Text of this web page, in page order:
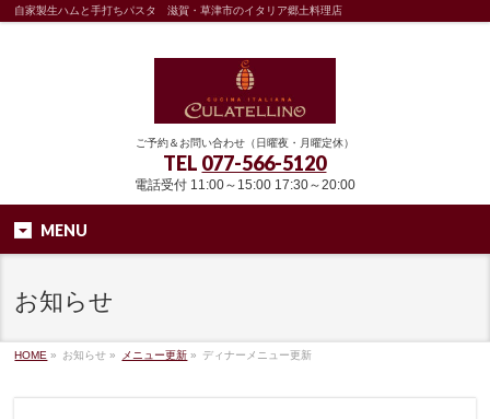
自家製生ハムと手打ちパスタ 滋賀・草津市のイタリア郷土料理店
ご予約＆お問い合わせ（日曜夜・月曜定休）
TEL 077-566-5120
電話受付 11:00～15:00 17:30～20:00
MENU
お知らせ
HOME » お知らせ » メニュー更新 » ディナーメニュー更新